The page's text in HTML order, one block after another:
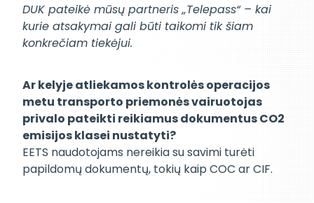
DUK pateikė mūsų partneris „Telepass“ – kai
kurie atsakymai gali būti taikomi tik šiam
konkrečiam tiekėjui.
Ar kelyje atliekamos kontrolės operacijos
metu transporto priemonės vairuotojas
privalo pateikti reikiamus dokumentus CO2
emisijos klasei nustatyti?
EETS naudotojams nereikia su savimi turėti
papildomų dokumentų, tokių kaip COC ar CIF.